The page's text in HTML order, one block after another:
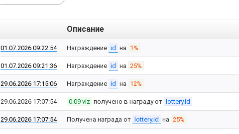
Описание
01.07.2026 09:22:54 Награждение id на 1%
01.07.2026 09:21:36 Награждение id на 25%
29.06.2026 17:15:06 Награждение id на 12%
29.06.2026 17:07:54 0.09 viz получено в награду от lottery.id
29.06.2026 17:07:54 Получена награда от lottery.id на 25%